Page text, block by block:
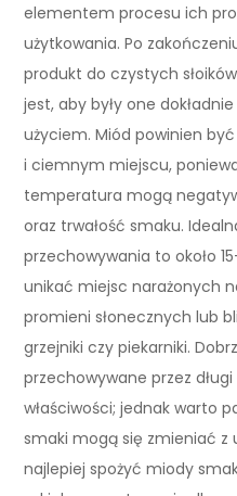
elementem procesu ich
użytkowania. Po
produkt do czystych
jest, aby były one
użyciem. Miód powinien
i ciemnym miejscu,
temperatura mogą
oraz trwałość smaku.
przechowywania to około
unikać miejsc narażonych
promieni słonecznych lub
grzejniki czy piekarniki.
przechowywane przez
właściwości; jednak warto
smaki mogą się zmieniać z
najlepiej spożyć miody